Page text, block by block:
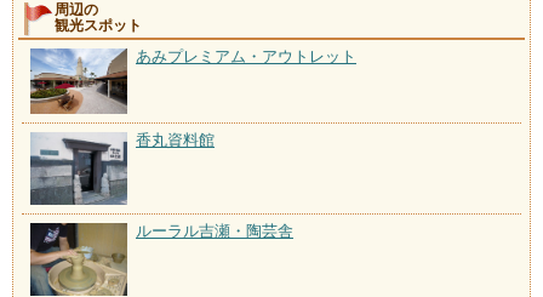
周辺の
観光スポット
あみプレミアム・アウトレット
香丸資料館
ルーラル吉瀬・陶芸舎